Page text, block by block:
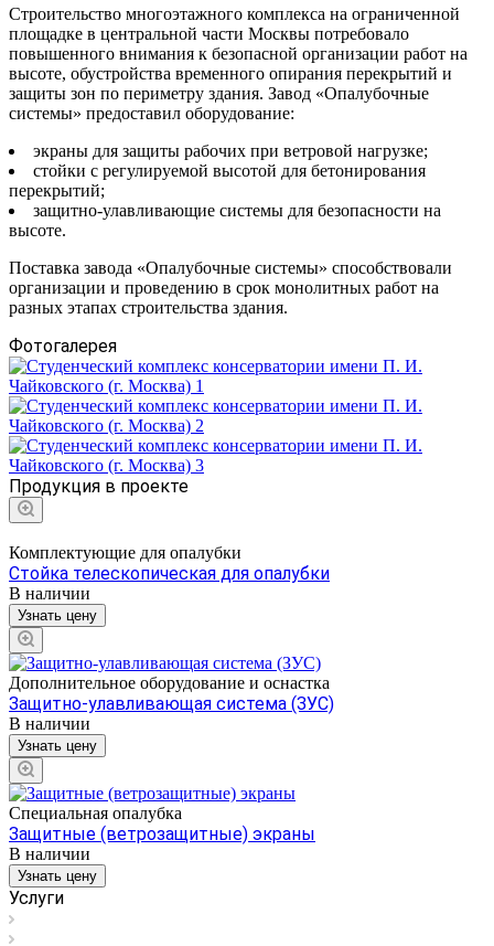
Строительство многоэтажного комплекса на ограниченной
площадке в центральной части Москвы потребовало
повышенного внимания к безопасной организации работ на
высоте, обустройства временного опирания перекрытий и
защиты зон по периметру здания. Завод «Опалубочные
системы» предоставил оборудование:
экраны для защиты рабочих при ветровой нагрузке;
стойки с регулируемой высотой для бетонирования
перекрытий;
защитно-улавливающие системы для безопасности на
высоте.
Поставка завода «Опалубочные системы» способствовали
организации и проведению в срок монолитных работ на
разных этапах строительства здания.
Фотогалерея
Продукция в проекте
Комплектующие для опалубки
Стойка телескопическая для опалубки
В наличии
Узнать цену
Дополнительное оборудование и оснастка
Защитно-улавливающая система (ЗУС)
В наличии
Узнать цену
Специальная опалубка
Защитные (ветрозащитные) экраны
В наличии
Узнать цену
Услуги